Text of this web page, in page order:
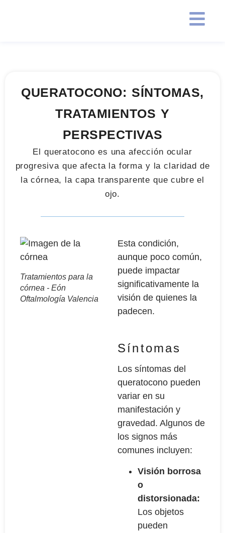
QUERATOCONO: SÍNTOMAS,
TRATAMIENTOS Y
PERSPECTIVAS
El queratocono es una afección ocular
progresiva que afecta la forma y la claridad de
la córnea, la capa transparente que cubre el
ojo.
Tratamientos para la
córnea - Eón
Oftalmología Valencia
Esta condición,
aunque poco común,
puede impactar
significativamente la
visión de quienes la
padecen.
Síntomas
Los síntomas del
queratocono pueden
variar en su
manifestación y
gravedad. Algunos de
los signos más
comunes incluyen:
Visión borrosa
o
distorsionada:
Los objetos
pueden